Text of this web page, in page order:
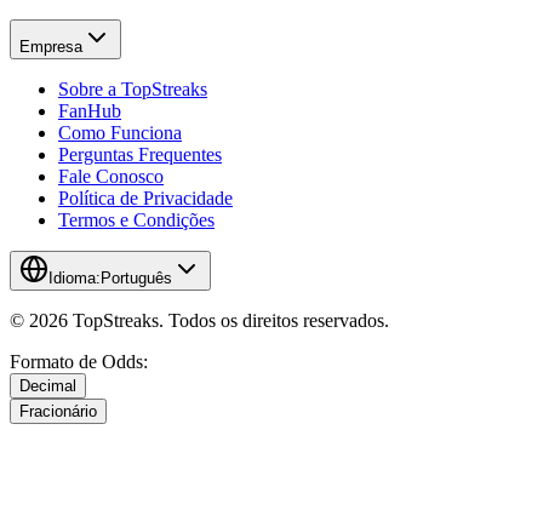
Empresa
Sobre a TopStreaks
FanHub
Como Funciona
Perguntas Frequentes
Fale Conosco
Política de Privacidade
Termos e Condições
Idioma:Português
© 2026 TopStreaks. Todos os direitos reservados.
Formato de Odds:
Decimal
Fracionário